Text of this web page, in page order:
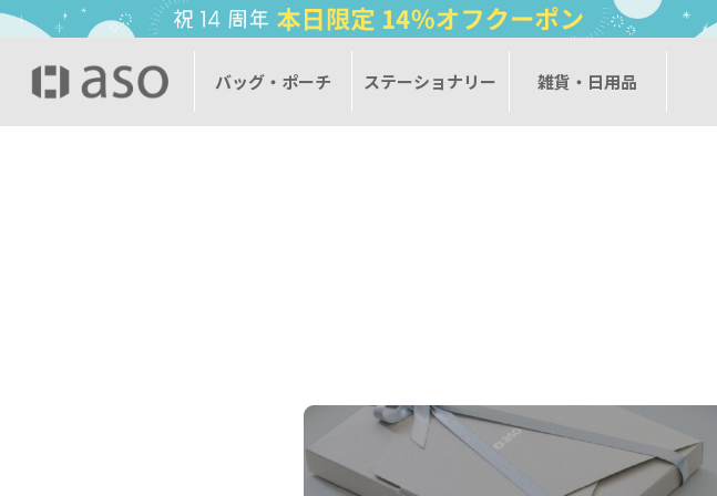
バッグ・ポーチ ステーショナリー 雑貨・日用品
バッグ・ポーチ ステーショナリー 雑貨・日用品